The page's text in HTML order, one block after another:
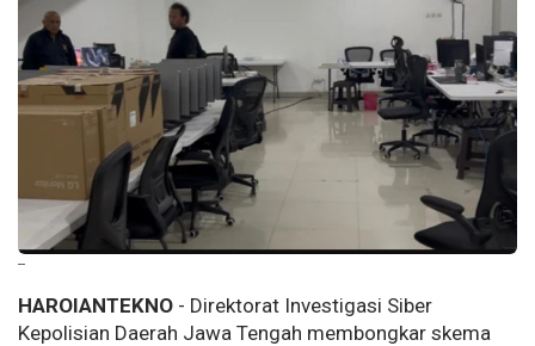
--
HAROIANTEKNO - Direktorat Investigasi Siber
Kepolisian Daerah Jawa Tengah membongkar skema